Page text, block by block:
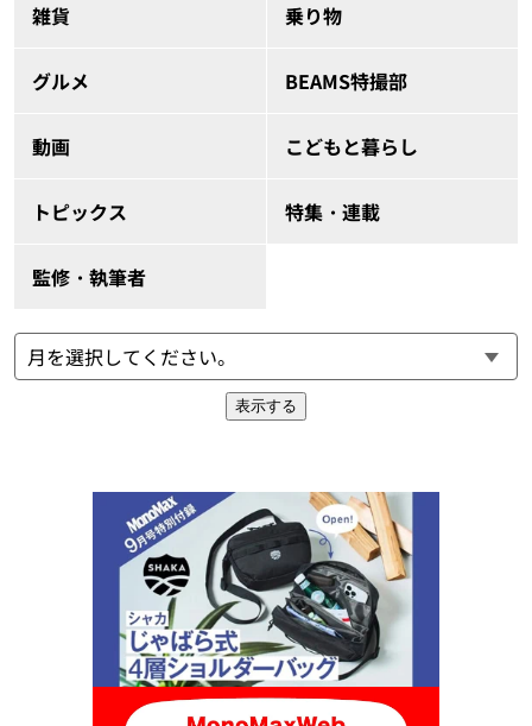
雑貨 乗り物
グルメ BEAMS特撮部
動画 こどもと暮らし
トピックス 特集・連載
監修・執筆者
表示する